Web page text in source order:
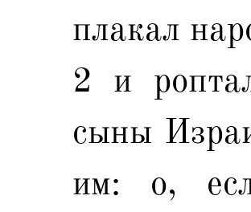
плакал
2 и
сыны
им: о,